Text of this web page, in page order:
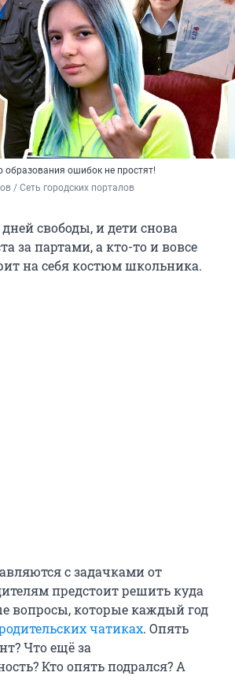
образования ошибок не простят!
/ Сеть городских порталов
дней свободы, и дети снова
за партами, а кто-то и вовсе
на себя костюм школьника.
с задачками от
предстоит решить куда
вопросы, которые каждый год
чатиках. Опять
Что ещё за
Кто опять подрался? А